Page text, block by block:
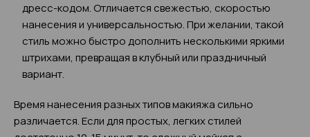
дресс-кодом. Отличается свежестью, скоростью
нанесения и универсальностью. При желании, такой
стиль можно быстро дополнить несколькими яркими
штрихами, превращая в клубный или праздничный
вариант.
Время нанесения разных типов макияжа сильно
различается. Если для простых, легких стилей